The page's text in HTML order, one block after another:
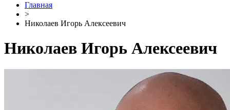
Главная
>
Николаев Игорь Алексеевич
Николаев Игорь Алексеевич